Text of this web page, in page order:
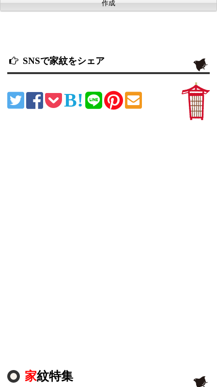
SNSで家紋をシェア
家紋特集